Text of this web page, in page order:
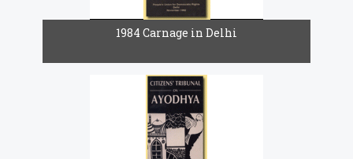
1984 Carnage in Delhi